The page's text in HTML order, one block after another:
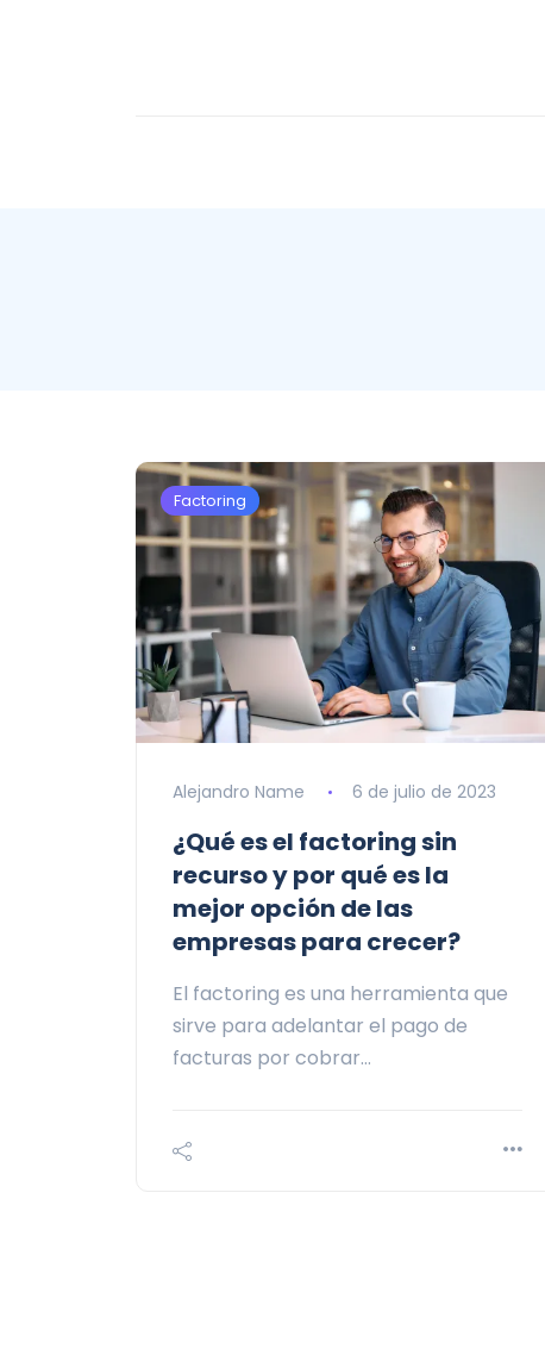
Factoring
Alejandro Name 6 de julio de 2023
¿Qué es el factoring sin
recurso y por qué es la
mejor opción de las
empresas para crecer?
El factoring es una herramienta que
sirve para adelantar el pago de
facturas por cobrar…